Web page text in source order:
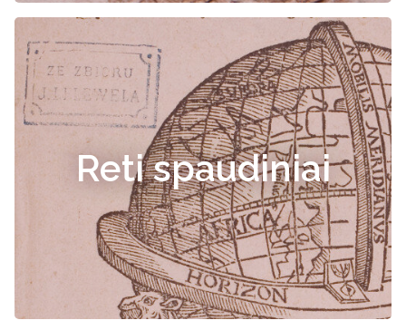
Reti spaudiniai